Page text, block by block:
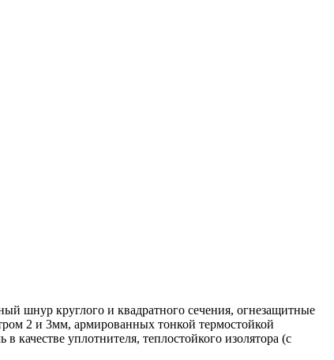
шнур круглого и квадратного сечения, огнезащитные
2 и 3мм, армированных тонкой термостойкой
качестве уплотнителя, теплостойкого изолятора (с